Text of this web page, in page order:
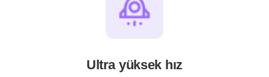
Ultra yüksek hız